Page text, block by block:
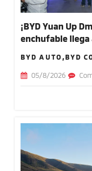
¡BYD Yuan Up
enchufable llega
BYD AUTO,BYD
05/8/2026